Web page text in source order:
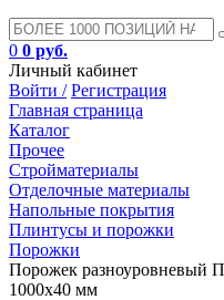
0 0 руб.
Личный кабинет
Войти / Регистрация
Главная страница
Каталог
Прочее
Стройматериалы
Отделочные материалы
Напольные покрытия
Плинтусы и порожки
Порожки
Порожек разноуровневый
1000х40 мм